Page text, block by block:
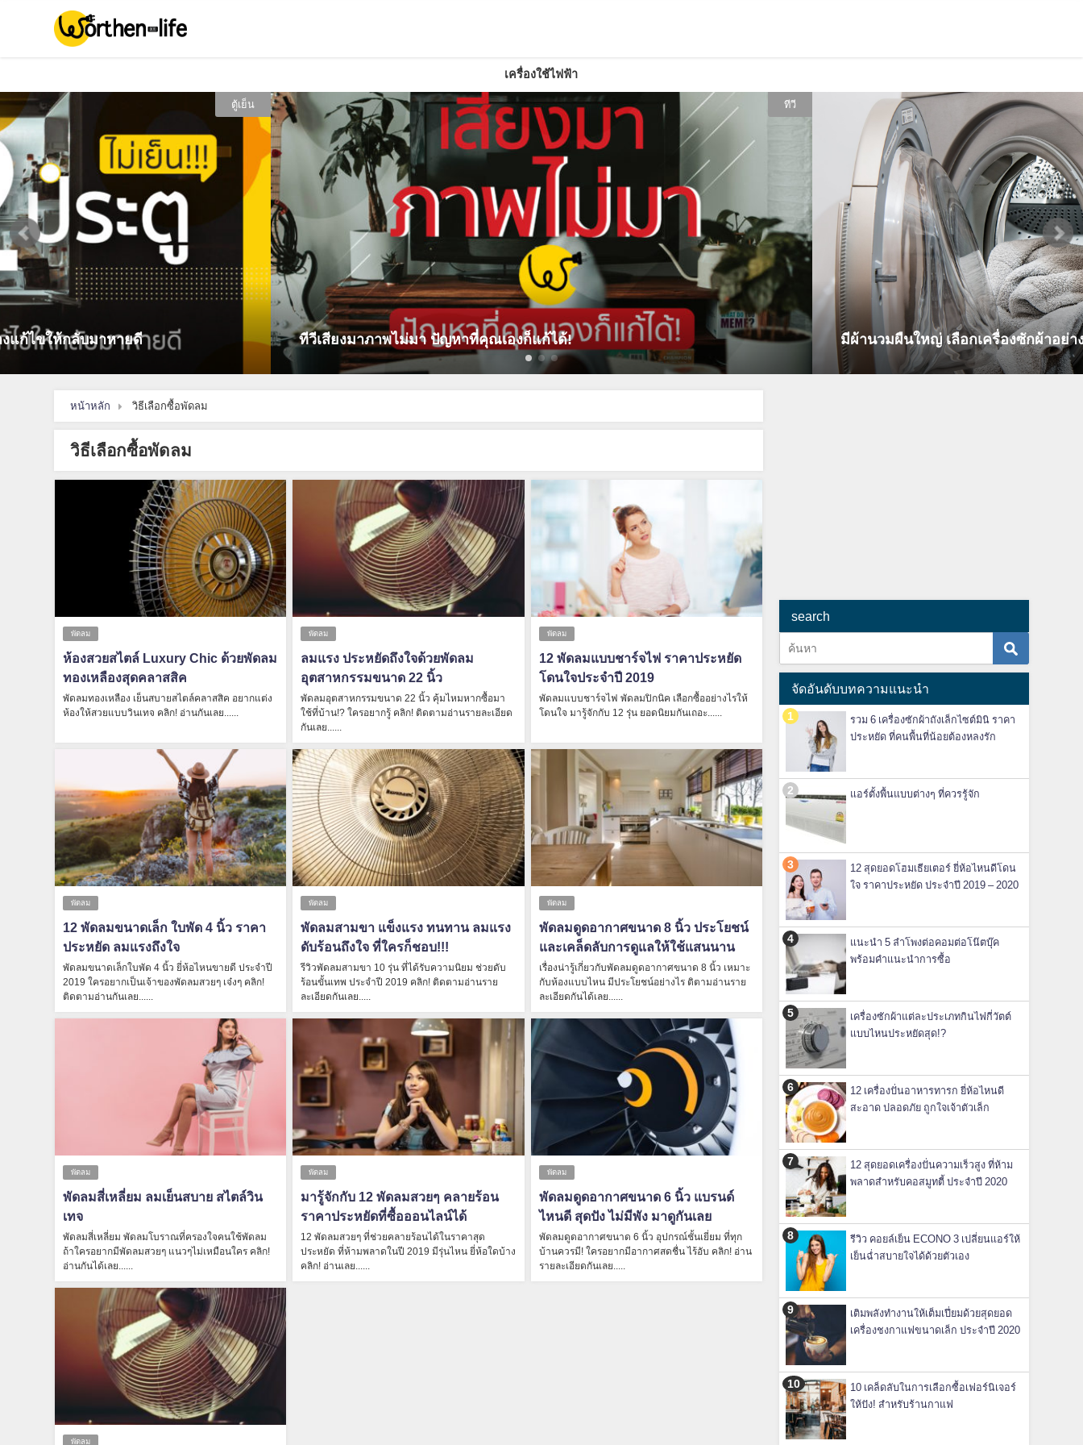
เครื่องใช้ไฟฟ้า
ทีวี
ทีวีเสียงมาภาพไม่มา ปัญหาที่คุณเองก็แก้ได้!
เครื่องซักผ้า
มีผ้านวมผืนใหญ่ เลือกเครื่องซักผ้าอย่างไร ให้ซักได้อย่างสะอาด หอม ฟิน!
หน้าหลัก วิธีเลือกซื้อพัดลม
วิธีเลือกซื้อพัดลม
พัดลม
ห้องสวยสไตล์ Luxury Chic ด้วยพัดลม
ทองเหลืองสุดคลาสสิค
พัดลมทองเหลือง เย็นสบายสไตล์คลาสสิค อยากแต่ง
ห้องให้สวยแบบวินเทจ คลิก! อ่านกันเลย......
พัดลม
ลมแรง ประหยัดถึงใจด้วยพัดลม
อุตสาหกรรมขนาด 22 นิ้ว
พัดลมอุตสาหกรรมขนาด 22 นิ้ว คุ้มไหมหากซื้อมา
ใช้ที่บ้าน!? ใครอยากรู้ คลิก! ติดตามอ่านรายละเอียด
กันเลย......
พัดลม
12 พัดลมแบบชาร์จไฟ ราคาประหยัด
โดนใจประจำปี 2019
พัดลมแบบชาร์จไฟ พัดลมปิกนิค เลือกซื้ออย่างไรให้
โดนใจ มารู้จักกับ 12 รุ่น ยอดนิยมกันเถอะ......
พัดลม
12 พัดลมขนาดเล็ก ใบพัด 4 นิ้ว ราคา
ประหยัด ลมแรงถึงใจ
พัดลมขนาดเล็กใบพัด 4 นิ้ว ยี่ห้อไหนขายดี ประจำปี
2019 ใครอยากเป็นเจ้าของพัดลมสวยๆ เจ๋งๆ คลิก!
ติดตามอ่านกันเลย......
พัดลม
พัดลมสามขา แข็งแรง ทนทาน ลมแรง
ดับร้อนถึงใจ ที่ใครก็ชอบ!!!
รีวิวพัดลมสามขา 10 รุ่น ที่ได้รับความนิยม ช่วยดับ
ร้อนขั้นเทพ ประจำปี 2019 คลิก! ติดตามอ่านราย
ละเอียดกันเลย.....
พัดลม
พัดลมดูดอากาศขนาด 8 นิ้ว ประโยชน์
และเคล็ดลับการดูแลให้ใช้แสนนาน
เรื่องน่ารู้เกี่ยวกับพัดลมดูดอากาศขนาด 8 นิ้ว เหมาะ
กับห้องแบบไหน มีประโยชน์อย่างไร ติตามอ่านราย
ละเอียดกันได้เลย......
พัดลม
พัดลมสี่เหลี่ยม ลมเย็นสบาย สไตล์วิน
เทจ
พัดลมสี่เหลี่ยม พัดลมโบราณที่ครองใจคนใช้พัดลม
ถ้าใครอยากมีพัดลมสวยๆ แนวๆไม่เหมือนใคร คลิก!
อ่านกันได้เลย......
พัดลม
มารู้จักกับ 12 พัดลมสวยๆ คลายร้อน
ราคาประหยัดที่ซื้อออนไลน์ได้
12 พัดลมสวยๆ ที่ช่วยคลายร้อนได้ในราคาสุด
ประหยัด ที่ห้ามพลาดในปี 2019 มีรุ่นไหน ยี่ห้อใดบ้าง
คลิก! อ่านเลย......
พัดลม
พัดลมดูดอากาศขนาด 6 นิ้ว แบรนด์
ไหนดี สุดปัง ไม่มีพัง มาดูกันเลย
พัดลมดูดอากาศขนาด 6 นิ้ว อุปกรณ์ชั้นเยี่ยม ที่ทุก
บ้านควรมี! ใครอยากมีอากาศสดชื่น ไร้อับ คลิก! อ่าน
รายละเอียดกันเลย.....
พัดลม
search
จัดอันดับบทความแนะนำ
รวม 6 เครื่องซักผ้าถังเล็กไซต์มินิ ราคา
ประหยัด ที่คนพื้นที่น้อยต้องหลงรัก
แอร์ตั้งพื้นแบบต่างๆ ที่ควรรู้จัก
12 สุดยอดโฮมเธียเตอร์ ยี่ห้อไหนดีโดน
ใจ ราคาประหยัด ประจำปี 2019 – 2020
แนะนำ 5 ลำโพงต่อคอมต่อโน๊ตบุ๊ค
พร้อมคำแนะนำการซื้อ
เครื่องซักผ้าแต่ละประเภทกินไฟกี่วัตต์
แบบไหนประหยัดสุด!?
12 เครื่องปั่นอาหารทารก ยี่ห้อไหนดี
สะอาด ปลอดภัย ถูกใจเจ้าตัวเล็ก
12 สุดยอดเครื่องปั่นความเร็วสูง ที่ห้าม
พลาดสำหรับคอสมูทตี้ ประจำปี 2020
รีวิว คอยล์เย็น ECONO 3 เปลี่ยนแอร์ให้
เย็นฉ่ำสบายใจได้ด้วยตัวเอง
เติมพลังทำงานให้เต็มเปี่ยมด้วยสุดยอด
เครื่องชงกาแฟขนาดเล็ก ประจำปี 2020
10 เคล็ดลับในการเลือกซื้อเฟอร์นิเจอร์
ให้ปัง! สำหรับร้านกาแฟ